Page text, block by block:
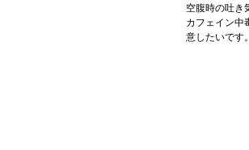
空腹時の吐き
カフェイン中
意したいです。